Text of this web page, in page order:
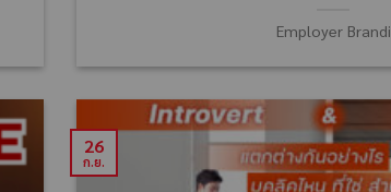
Employer Brandi
26
ก.ย.